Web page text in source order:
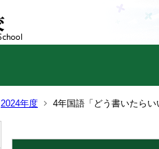
2024年度 4年国語「どう書いたらい